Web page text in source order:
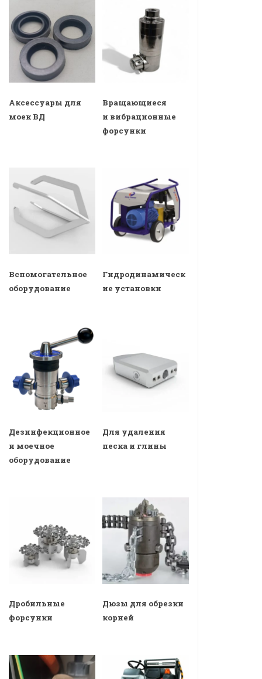
Аксессуары для
моек ВД
Вращающиеся
и вибрационные
форсунки
Вспомогательное
оборудование
Гидродинамическ
ие установки
Дезинфекционное
и моечное
оборудование
Для удаления
песка и глины
Дробильные
форсунки
Дюзы для обрезки
корней